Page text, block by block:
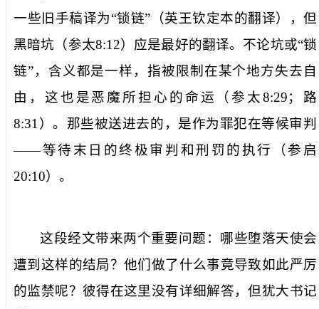
一些旧手稿译为“锁链”（英王钦定本的翻译），但
黑暗坑 （参太8:12）应是最好的翻译。不论坑或“锁
链”，含义都是一样，指被限制在某个地方失去自
由，这也是恶魔所担心的命运（参太8:29；路
8:31 ）。那些被送进去的，是作为罪犯在等候审判
——等待末日的终极审判和刑罚的执行（参启
20:10）。
这段经文带来两个重要问题：哪些堕落天使会
遭到这样的结局？他们做了什么事竟导致如此严厉
的监禁呢？彼得在这里没有详细解答，但犹大书记